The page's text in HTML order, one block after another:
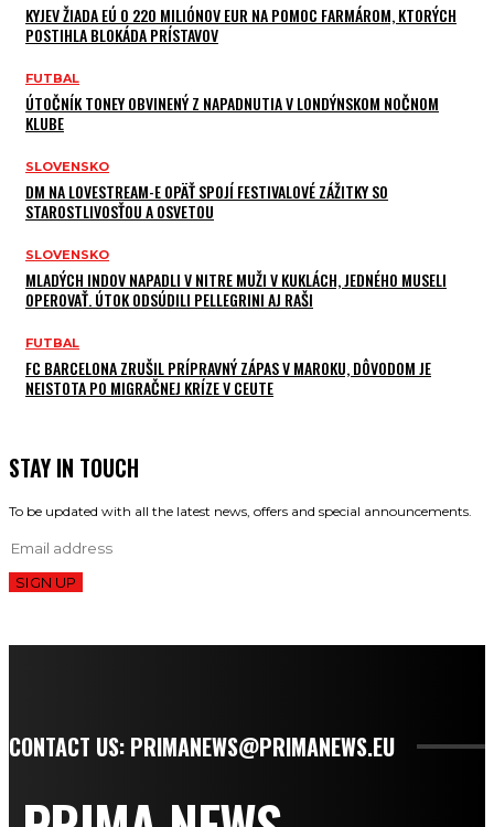
KYJEV ŽIADA EÚ O 220 MILIÓNOV EUR NA POMOC FARMÁROM, KTORÝCH
POSTIHLA BLOKÁDA PRÍSTAVOV
FUTBAL
ÚTOČNÍK TONEY OBVINENÝ Z NAPADNUTIA V LONDÝNSKOM NOČNOM
KLUBE
SLOVENSKO
DM NA LOVESTREAM-E OPÄŤ SPOJÍ FESTIVALOVÉ ZÁŽITKY SO
STAROSTLIVOSŤOU A OSVETOU
SLOVENSKO
MLADÝCH INDOV NAPADLI V NITRE MUŽI V KUKLÁCH, JEDNÉHO MUSELI
OPEROVAŤ. ÚTOK ODSÚDILI PELLEGRINI AJ RAŠI
FUTBAL
FC BARCELONA ZRUŠIL PRÍPRAVNÝ ZÁPAS V MAROKU, DÔVODOM JE
NEISTOTA PO MIGRAČNEJ KRÍZE V CEUTE
STAY IN TOUCH
To be updated with all the latest news, offers and special announcements.
SIGN UP
CONTACT US: PRIMANEWS@PRIMANEWS.EU